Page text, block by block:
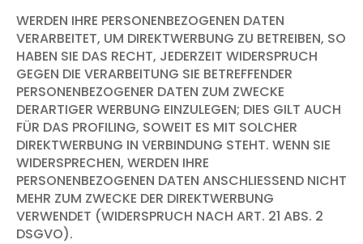
WERDEN IHRE PERSONENBEZOGENEN DATEN
VERARBEITET, UM DIREKTWERBUNG ZU BETREIBEN, SO
HABEN SIE DAS RECHT, JEDERZEIT WIDERSPRUCH
GEGEN DIE VERARBEITUNG SIE BETREFFENDER
PERSONENBEZOGENER DATEN ZUM ZWECKE
DERARTIGER WERBUNG EINZULEGEN; DIES GILT AUCH
FÜR DAS PROFILING, SOWEIT ES MIT SOLCHER
DIREKTWERBUNG IN VERBINDUNG STEHT. WENN SIE
WIDERSPRECHEN, WERDEN IHRE
PERSONENBEZOGENEN DATEN ANSCHLIESSEND NICHT
MEHR ZUM ZWECKE DER DIREKTWERBUNG
VERWENDET (WIDERSPRUCH NACH ART. 21 ABS. 2
DSGVO).